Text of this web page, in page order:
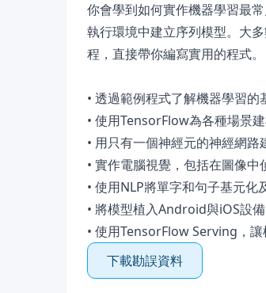
你會學到如何實作機器學習最
執行環境中建立序列模型。大
程，直接帶你編寫實用的程式。
• 透過範例程式了解機器學習的
• 使用TensorFlow為各種場景
• 用只有一個神經元的神經網路
• 實作電腦視覺，包括在圖像中
• 使用NLP將單字和句子基元化
• 將模型植入Android與iOS設備
• 使用TensorFlow Serving，
下載勘誤資料